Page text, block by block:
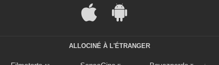
ALLOCINÉ À L'ÉTRANGER